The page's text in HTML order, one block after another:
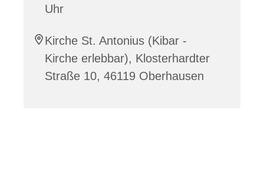
Uhr
Kirche St. Antonius (Kibar -
Kirche erlebbar), Klosterhardter
Straße 10, 46119 Oberhausen